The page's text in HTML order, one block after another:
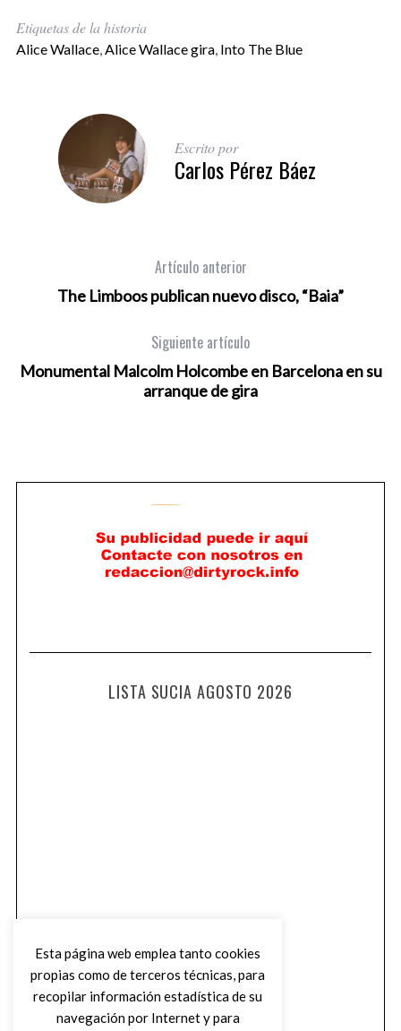
Etiquetas de la historia
Alice Wallace,Alice Wallace gira, Into The Blue
Escrito por
Carlos Pérez Báez
Artículo anterior
The Limboos publican nuevo disco, “Baia”
Siguiente artículo
Monumental Malcolm Holcombe en Barcelona en su
arranque de gira
LISTA SUCIA AGOSTO 2026
Esta página web emplea tanto cookies
propias como de terceros técnicas, para
recopilar información estadística de su
navegación por Internet y para